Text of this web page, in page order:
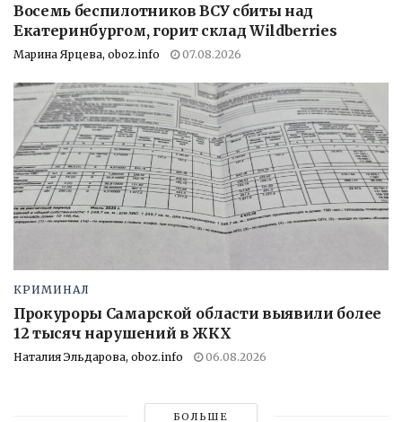
Восемь беспилотников ВСУ сбиты над
Екатеринбургом, горит склад Wildberries
Марина Ярцева, oboz.info 07.08.2026
КРИМИНАЛ
Прокуроры Самарской области выявили более
12 тысяч нарушений в ЖКХ
Наталия Эльдарова, oboz.info 06.08.2026
БОЛЬШЕ